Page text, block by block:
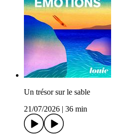
Un trésor sur le sable
21/07/2026
36 min